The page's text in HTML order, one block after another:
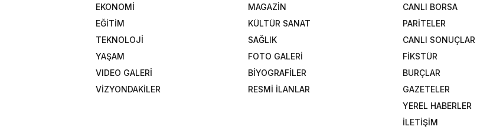
EKONOMİ
MAGAZİN
EĞİTİM
KÜLTÜR SANAT
TEKNOLOJİ
SAĞLIK
YAŞAM
FOTO GALERİ
VIDEO GALERİ
BİYOGRAFİLER
VİZYONDAKİLER
RESMİ İLANLAR
CANLI BORSA
PARİTELER
CANLI SONUÇLAR
FİKSTÜR
BURÇLAR
GAZETELER
YEREL HABERLER
İLETİŞİM